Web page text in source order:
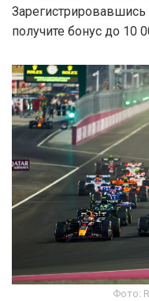
Зарегистрировавшись
получите бонус до 10
Фото: